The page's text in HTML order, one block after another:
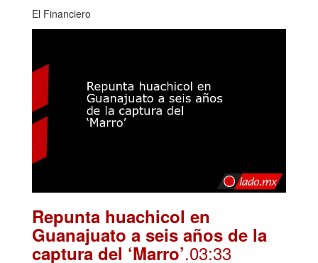
El Financiero
Repunta huachicol en
Guanajuato a seis años de la
captura del ‘Marro’.03:33